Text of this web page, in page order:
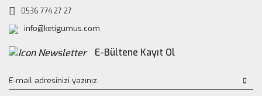
0536 774 27 27
info@ketigumus.com
E-Bültene Kayıt Ol